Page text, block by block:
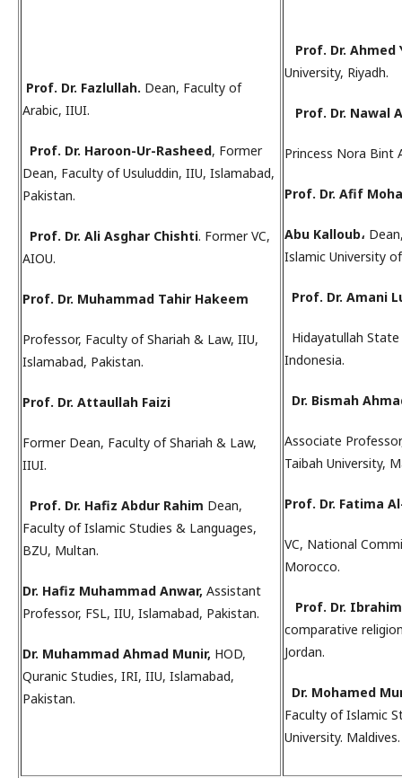
Prof. Dr. Fazlullah. Dean, Faculty of
Arabic, IIUI.
Prof. Dr. Haroon-Ur-Rasheed, Former
Dean, Faculty of Usuluddin, IIU, Islamabad,
Pakistan.
Prof. Dr. Ali Asghar Chishti. Former VC,
AIOU.
Prof. Dr. Muhammad Tahir Hakeem
Professor, Faculty of Shariah & Law, IIU,
Islamabad, Pakistan.
Prof. Dr. Attaullah Faizi
Former Dean, Faculty of Shariah & Law,
IIUI.
Prof. Dr. Hafiz Abdur Rahim Dean,
Faculty of Islamic Studies & Languages,
BZU, Multan.
Dr. Hafiz Muhammad Anwar, Assistant
Professor, FSL, IIU, Islamabad, Pakistan.
Dr. Muhammad Ahmad Munir, HOD,
Quranic Studies, IRI, IIU, Islamabad,
Pakistan.
Prof. Dr. Ahmed
University, Riyadh.
Prof. Dr. Nawal
Princess Nora Bint
Prof. Dr. Afif
Abu Kalloub،
Islamic University
Hidayatullah
Indonesia.
Dr. Bismah
Associate
Taibah University,
Prof. Dr. Fatima
VC, National
Morocco.
Prof. Dr.
comparative
Jordan.
Dr. Mohamed
Faculty of Islamic
University. Maldives.